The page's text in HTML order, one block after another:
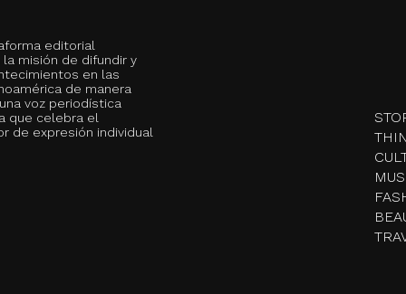
editorial
misión de difundir y
en las
de manera
voz periodística
que celebra el
de expresión individual